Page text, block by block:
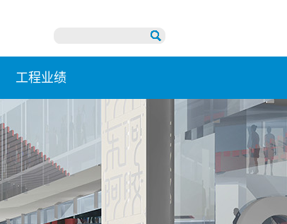
工程业绩